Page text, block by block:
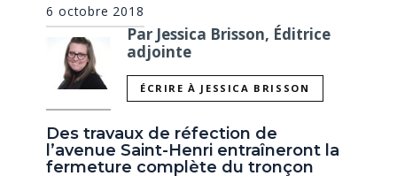
6 octobre 2018
Par Jessica Brisson, Éditrice
adjointe
ÉCRIRE À JESSICA BRISSON
Des travaux de réfection de
l’avenue Saint-Henri entraîneront la
fermeture complète du tronçon